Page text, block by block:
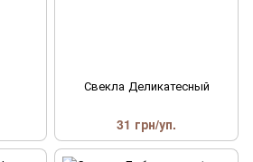
Свекла Деликатесный
31 грн/уп.